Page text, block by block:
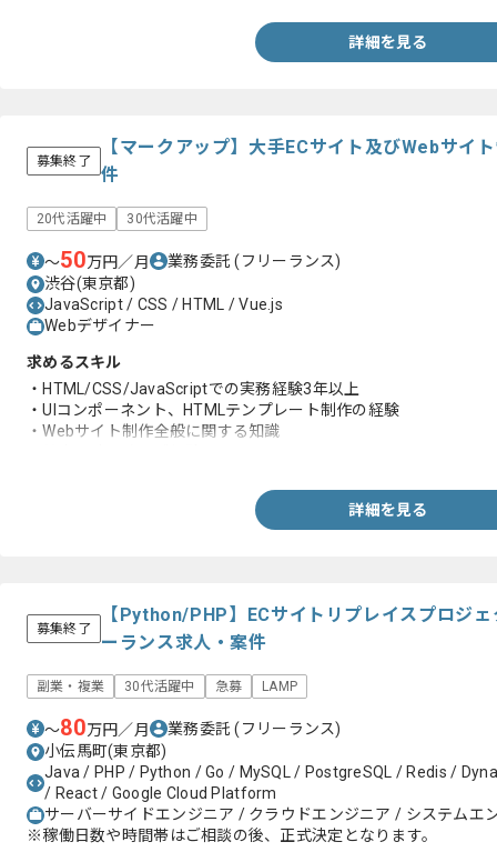
詳細を見る
募集終了
【マークアップ】大手ECサイト及びWebサイ
件
20代活躍中 30代活躍中
〜50万円／月 業務委託(フリーランス)
渋谷(東京都)
JavaScript / CSS / HTML / Vue.js
Webデザイナー
求めるスキル
・HTML/CSS/JavaScriptでの実務経験3年以上
・UIコンポーネント、HTMLテンプレート制作の経験
・Webサイト制作全般に関する知識
詳細を見る
募集終了
【Python/PHP】ECサイトリプレイスプロジ
ーランス求人・案件
副業・複業 30代活躍中 急募 LAMP
〜80万円／月 業務委託(フリーランス)
小伝馬町(東京都)
Java / PHP / Python / Go / MySQL / PostgreSQL / Redis /
/ React / Google Cloud Platform
サーバーサイドエンジニア / クラウドエンジニア / システムエ
※稼働日数や時間帯はご相談の後、正式決定となります。